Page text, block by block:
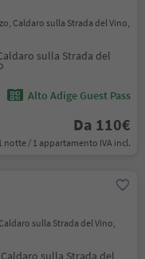
Caldaro sulla Strada del Vino,
sulla Strada del
Alto Adige Guest Pass
Da 110€
notte / 1 appartamento IVA incl.
sulla Strada del Vino,
sulla Strada del